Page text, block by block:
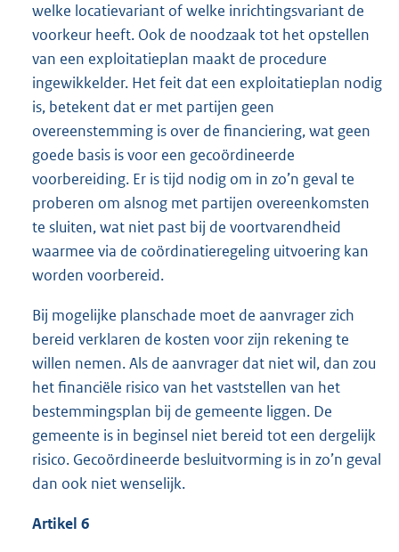
welke locatievariant of welke inrichtingsvariant de
voorkeur heeft. Ook de noodzaak tot het opstellen
van een exploitatieplan maakt de procedure
ingewikkelder. Het feit dat een exploitatieplan nodig
is, betekent dat er met partijen geen
overeenstemming is over de financiering, wat geen
goede basis is voor een gecoördineerde
voorbereiding. Er is tijd nodig om in zo’n geval te
proberen om alsnog met partijen overeenkomsten
te sluiten, wat niet past bij de voortvarendheid
waarmee via de coördinatieregeling uitvoering kan
worden voorbereid.
Bij mogelijke planschade moet de aanvrager zich
bereid verklaren de kosten voor zijn rekening te
willen nemen. Als de aanvrager dat niet wil, dan zou
het financiële risico van het vaststellen van het
bestemmingsplan bij de gemeente liggen. De
gemeente is in beginsel niet bereid tot een dergelijk
risico. Gecoördineerde besluitvorming is in zo’n geval
dan ook niet wenselijk.
Artikel 6